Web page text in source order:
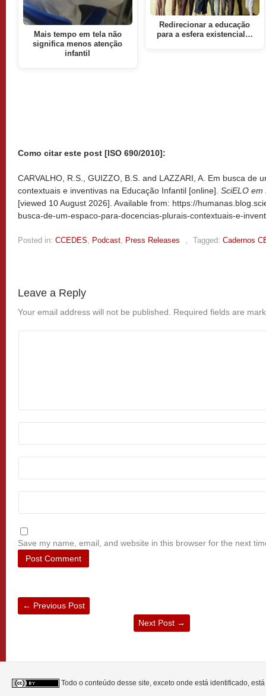
Mais tempo em tela não
significa menos atenção
infantil
Redirecionar a educação
para a esfera existencial…
Como citar este post [ISO 690/2010]:
CARVALHO, R.S., GUIZZO, B.S. and LAZZARI, A. Em busca de
contextuais e inventivas na Educação Infantil [online]. SciELO em
[viewed 10 August 2026]. Available from: https://
busca-de-um-espaco-para-docencias-plurais-contextuais-e-
Posted in: CCEDES, Podcast, Press Releases , Tagged: Cadernos
Leave a Reply
Your email address will not be published. Required fields are
Save my name, email, and website in this browser for the next
← Previous Post
Next Post →
Todo o conteúdo desse site, exceto onde está identificado,